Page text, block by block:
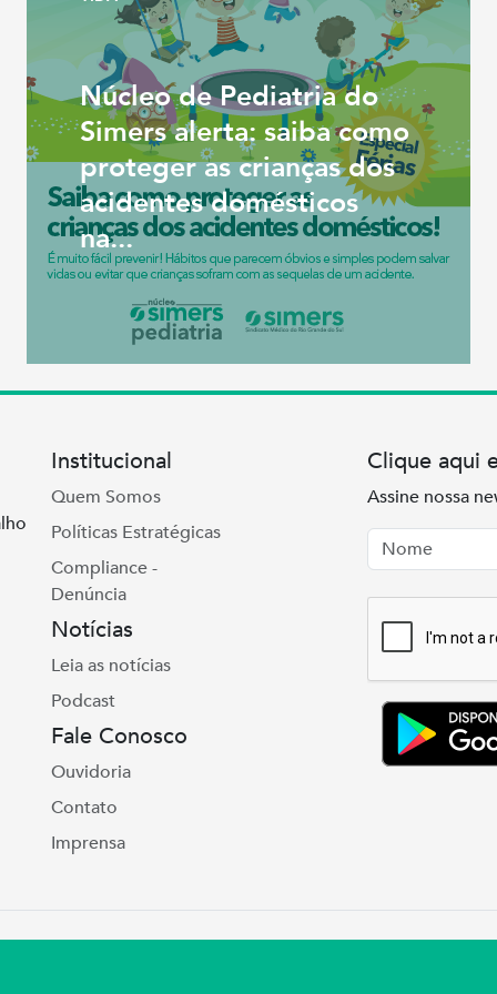
Núcleo de Pediatria do
Simers alerta: saiba como
proteger as crianças dos
acidentes domésticos
na...
Institucional
Quem Somos
Políticas Estratégicas
Compliance -
Denúncia
Notícias
Leia as notícias
Podcast
Fale Conosco
Ouvidoria
Contato
Imprensa
Clique aqui
Assine nossa
Nome
Email